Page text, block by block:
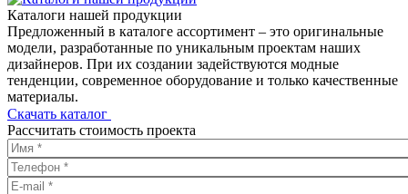
Каталоги нашей продукции
Предложенный в каталоге ассортимент – это оригинальные
модели, разработанные по уникальным проектам наших
дизайнеров. При их создании задействуются модные
тенденции, современное оборудование и только качественные
материалы.
Скачать каталог
Рассчитать стоимость проекта